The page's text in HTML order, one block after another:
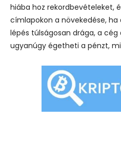
hiába hoz rekordbevételeket,
címlapokon a növekedése, ha
lépés túlságosan drága, a
ugyanúgy égetheti a pénzt,